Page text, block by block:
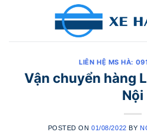
LIÊN HỆ MS HÀ:
Vận chuyển hàng
Nội
POSTED ON01/08/2022 BY